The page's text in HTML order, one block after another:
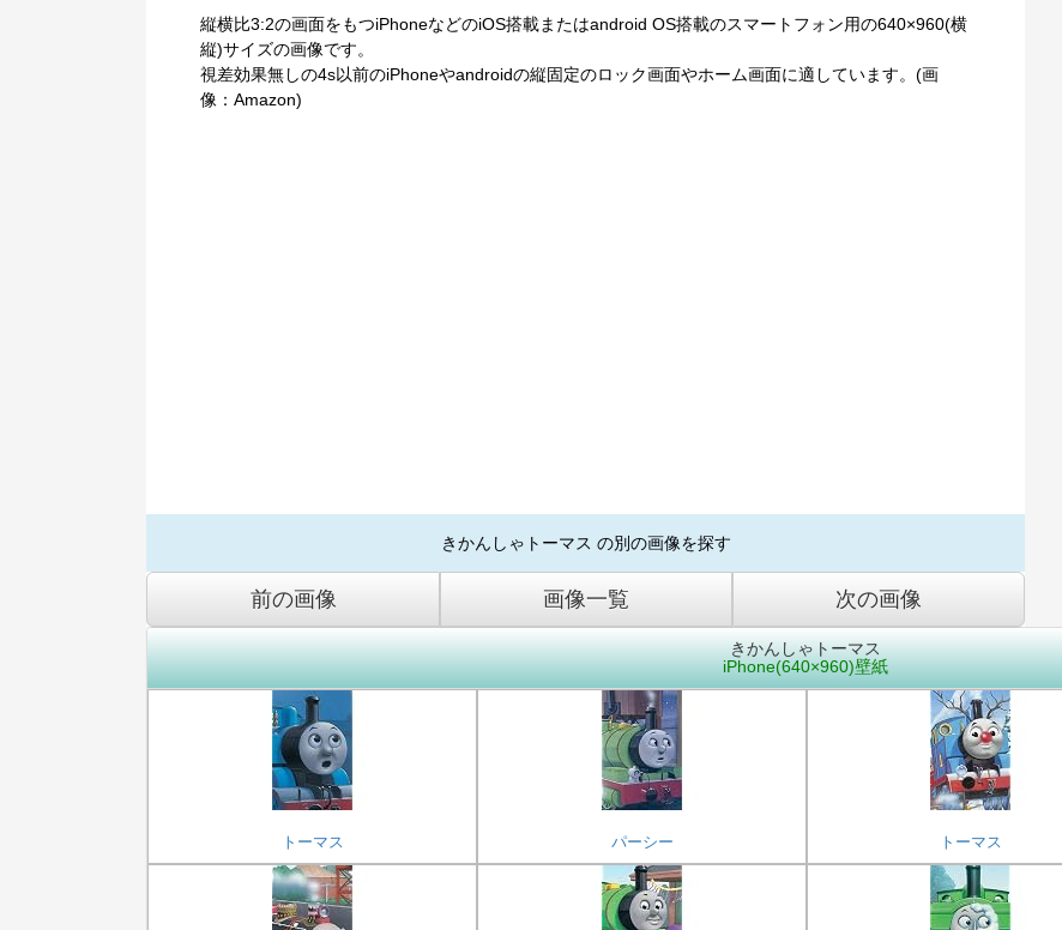
縦横比3:2の画面をもつiPhoneなどのiOS搭載またはandroid OS搭載のスマートフォン用の640×960(横
縦)サイズの画像です。
視差効果無しの4s以前のiPhoneやandroidの縦固定のロック画面やホーム画面に適しています。(画
像：Amazon)
きかんしゃトーマス の別の画像を探す
前の画像 画像一覧 次の画像
きかんしゃトーマス
iPhone(640×960)壁紙
トーマス パーシー トーマス